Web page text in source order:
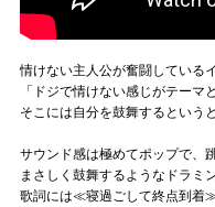
情けない主人公が奮闘している
「ドジで情けない感じがテーマ
そこには自分を鼓舞するという
サウンド感は極めてポップで、
まさしく鼓舞するようなドラミ
歌詞には≪寝過ごして終点到